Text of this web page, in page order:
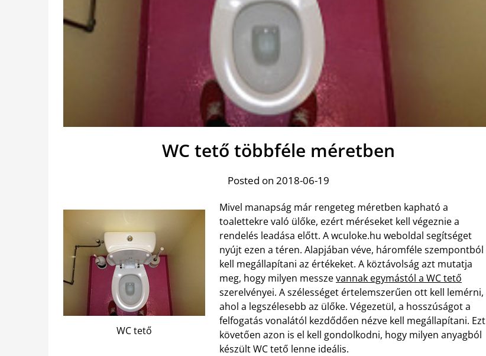
WC tető többféle méretben
Posted on 2018-06-19
WC tető
Mivel manapság már rengeteg méretben kapható a
toalettekre való ülőke, ezért méréseket kell végeznie a
rendelés leadása előtt. A wculoke.hu weboldal segítséget
nyújt ezen a téren. Alapjában véve, háromféle szempontból
kell megállapítani az értékeket. A köztávolság azt mutatja
meg, hogy milyen messzevannak egymástól a WC tető
szerelvényei. A szélességet értelemszerűen ott kell lemérni,
ahol a legszélesebb az ülőke. Végezetül, a hosszúságot a
felfogatás vonalától kezdődően nézve kell megállapítani. Ezt
követően azon is el kell gondolkodni, hogy milyen anyagból
készült WC tető lenne ideális.